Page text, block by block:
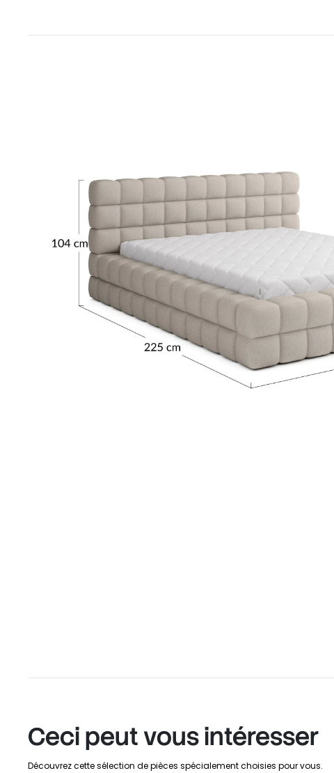
Ceci peut vous intéresser
Découvrez cette sélection de pièces spécialement choisies pour vous.